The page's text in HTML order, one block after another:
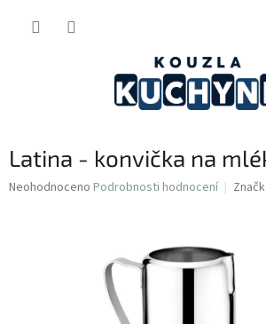
Latina - konvička na
Průměrné
Neohodnoceno Podrobnosti hodnocení